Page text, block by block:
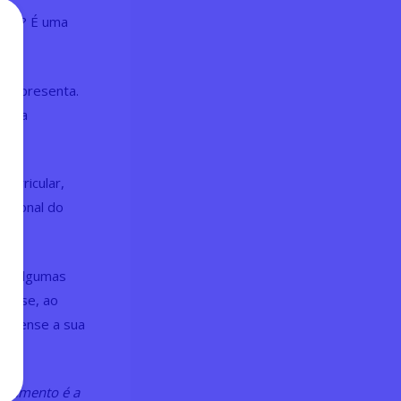
É uma
apresenta.
sua
do
Algumas
se, ao
a sua
é a